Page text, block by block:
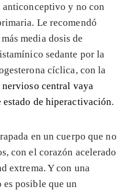
anticonceptivo y no con
Le recomendó
media dosis de
sedante por la
cíclica, con la
nervioso central vaya
estado de hiperactivación.
en un cuerpo que no
con el corazón acelerado
extrema. Y con una
posible que un